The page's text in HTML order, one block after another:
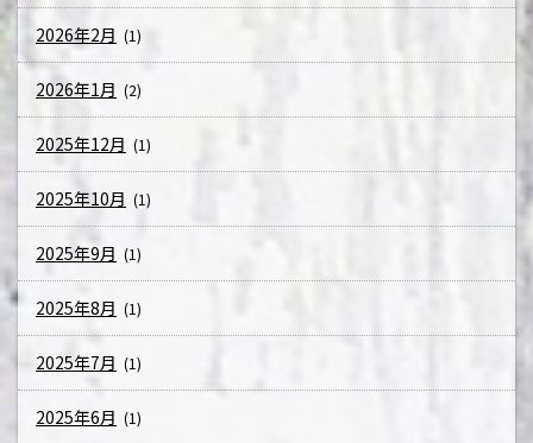
2026年2月 (1)
2026年1月 (2)
2025年12月 (1)
2025年10月 (1)
2025年9月 (1)
2025年8月 (1)
2025年7月 (1)
2025年6月 (1)